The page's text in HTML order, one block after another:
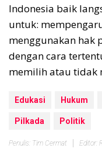
Indonesia baik
untuk:
menggunakan hak
dengan cara
memilih atau tidak
Edukasi Hukum
Pilkada Politik
Penulis: Tim Cermat Editor: